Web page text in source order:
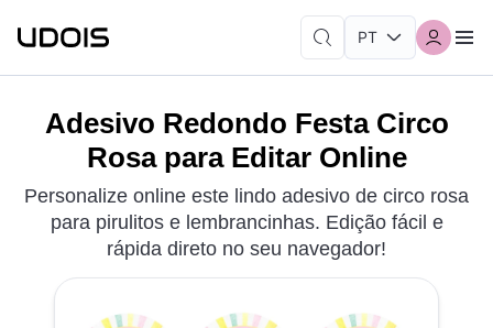
Adesivo Redondo Festa Circo
Rosa para Editar Online
Personalize online este lindo adesivo de circo rosa
para pirulitos e lembrancinhas. Edição fácil e
rápida direto no seu navegador!